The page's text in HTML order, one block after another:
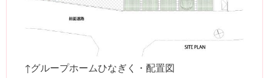
↑グループホームひなぎく・配置図